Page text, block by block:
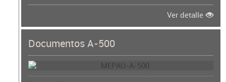
Ver detalle
Documentos A-500